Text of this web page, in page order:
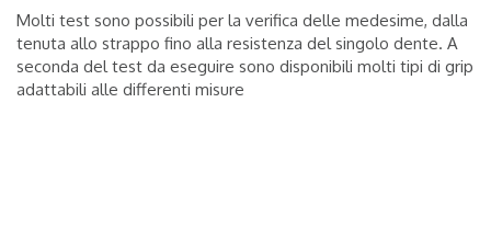
Molti test sono possibili per la verifica delle medesime, dalla
tenuta allo strappo fino alla resistenza del singolo dente. A
seconda del test da eseguire sono disponibili molti tipi di grip
adattabili alle differenti misure